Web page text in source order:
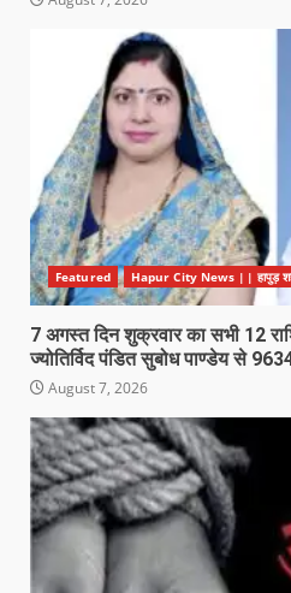
Featured Hapur City News || हापुड़
7 अगस्त दिन शुक्रवार का सभी 12
ज्योतिर्विद पंडित सुबोध पाण्डेय से
August 7, 2026